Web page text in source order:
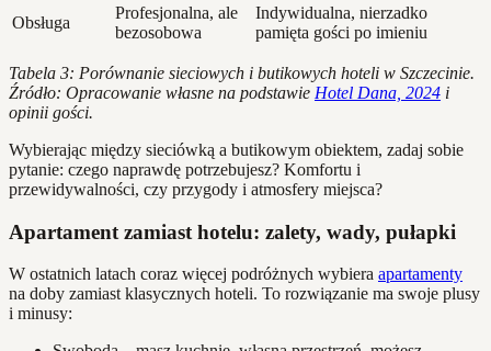
Obsługa
Profesjonalna, ale
bezosobowa
Indywidualna, nierzadko
pamięta gości po imieniu
Tabela 3: Porównanie sieciowych i butikowych hoteli w Szczecinie.
Źródło: Opracowanie własne na podstawie Hotel Dana, 2024 i
opinii gości.
Wybierając między sieciówką a butikowym obiektem, zadaj sobie
pytanie: czego naprawdę potrzebujesz? Komfortu i
przewidywalności, czy przygody i atmosfery miejsca?
Apartament zamiast hotelu: zalety, wady, pułapki
W ostatnich latach coraz więcej podróżnych wybiera apartamenty
na doby zamiast klasycznych hoteli. To rozwiązanie ma swoje plusy
i minusy: